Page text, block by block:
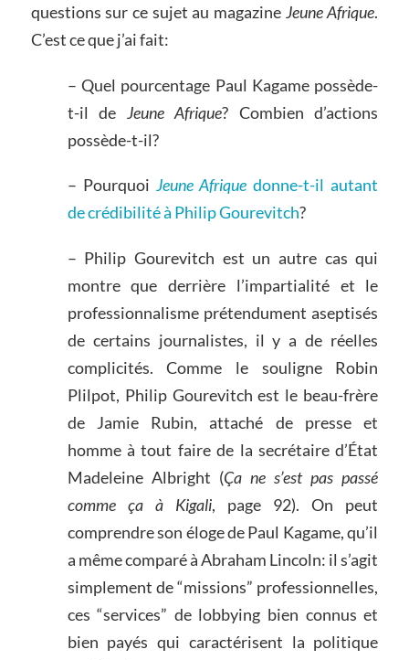
questions sur ce sujet au magazine Jeune Afrique.
C’est ce que j’ai fait:
– Quel pourcentage Paul Kagame possède-
t-il de Jeune Afrique? Combien d’actions
possède-t-il?
– Pourquoi Jeune Afrique donne-t-il autant
de crédibilité à Philip Gourevitch?
– Philip Gourevitch est un autre cas qui
montre que derrière l’impartialité et le
professionnalisme prétendument aseptisés
de certains journalistes, il y a de réelles
complicités. Comme le souligne Robin
Plilpot, Philip Gourevitch est le beau-frère
de Jamie Rubin, attaché de presse et
homme à tout faire de la secrétaire d’État
Madeleine Albright (Ça ne s’est pas passé
comme ça à Kigali, page 92). On peut
comprendre son éloge de Paul Kagame, qu’il
a même comparé à Abraham Lincoln: il s’agit
simplement de “missions” professionnelles,
ces “services” de lobbying bien connus et
bien payés qui caractérisent la politique